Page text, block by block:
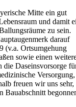
Mitte ein gut
und damit
zu sein.
darauf
(v.a. Ortsumgehung
sowie einen
die Daseinsvorsorge
Versorgung,
freuen wir uns sehr,
Bauabschnitt